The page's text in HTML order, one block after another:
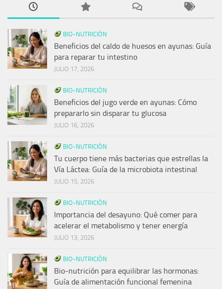
BIO-NUTRICIÓN
Beneficios del caldo de huesos en ayunas: Guía
para reparar tu intestino
JULIO 17, 2026
BIO-NUTRICIÓN
Beneficios del jugo verde en ayunas: Cómo
prepararlo sin disparar tu glucosa
JULIO 16, 2026
BIO-NUTRICIÓN
Tu cuerpo tiene más bacterias que estrellas la
Vía Láctea: Guía de la microbiota intestinal
JULIO 15, 2026
BIO-NUTRICIÓN
Importancia del desayuno: Qué comer para
acelerar el metabolismo y tener energía
JULIO 13, 2026
BIO-NUTRICIÓN
Bio-nutrición para equilibrar las hormonas:
Guía de alimentación funcional femenina